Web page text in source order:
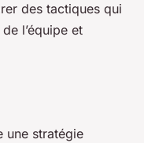
des tactiques qui
l’équipe et
une stratégie